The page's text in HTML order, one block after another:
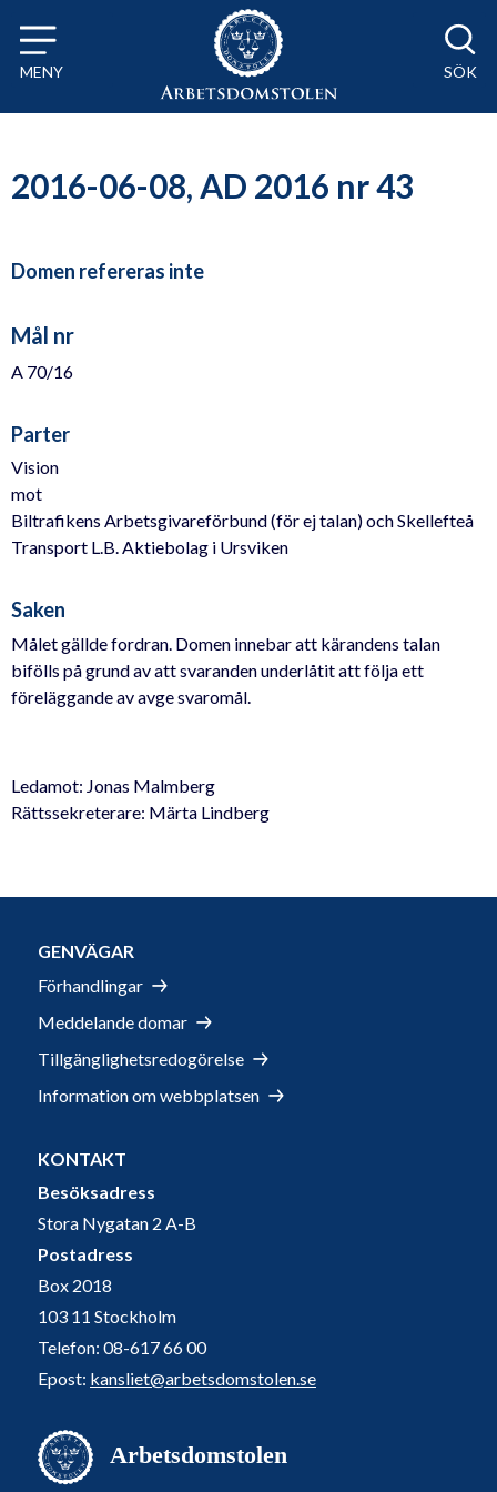
Till innehåll på sidan x
MENY SÖK
2016-06-08, AD 2016 nr 43
Domen refereras inte
Mål nr
A 70/16
Parter
Vision
mot
Biltrafikens Arbetsgivareförbund (för ej talan) och Skellefteå
Transport L.B. Aktiebolag i Ursviken
Saken
Målet gällde fordran. Domen innebar att kärandens talan
bifölls på grund av att svaranden underlåtit att följa ett
föreläggande av avge svaromål.
Ledamot: Jonas Malmberg
Rättssekreterare: Märta Lindberg
GENVÄGAR
Förhandlingar
Meddelande domar
Tillgänglighetsredogörelse
Information om webbplatsen
KONTAKT
Besöksadress
Stora Nygatan 2 A-B
Postadress
Box 2018
103 11 Stockholm
Telefon: 08-617 66 00
Epost: kansliet@arbetsdomstolen.se